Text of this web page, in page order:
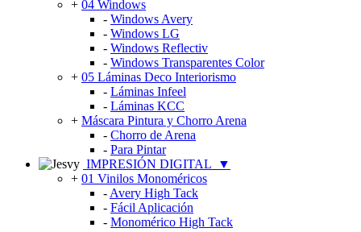
+ 04 Windows
- Windows Avery
- Windows LG
- Windows Reflectiv
- Windows Transparentes Color
+ 05 Láminas Deco Interiorismo
- Láminas Infeel
- Láminas KCC
+ Máscara Pintura y Chorro Arena
- Chorro de Arena
- Para Pintar
IMPRESIÓN DIGITAL
▼
+ 01 Vinilos Monoméricos
- Avery High Tack
- Fácil Aplicación
- Monomérico High Tack